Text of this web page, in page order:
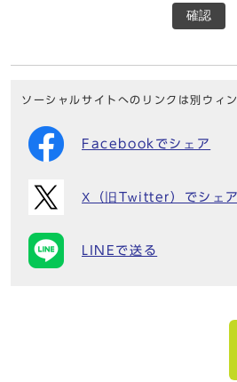
確認
ソーシャルサイトへのリンクは別ウィ
Facebookでシェア
X（旧Twitter）でシェア
LINEで送る